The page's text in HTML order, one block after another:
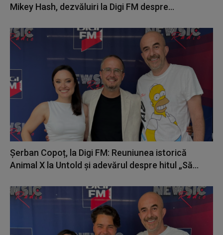
Mikey Hash, dezvăluiri la Digi FM despre...
Șerban Copoț, la Digi FM: Reuniunea istorică
Animal X la Untold și adevărul despre hitul „Să...